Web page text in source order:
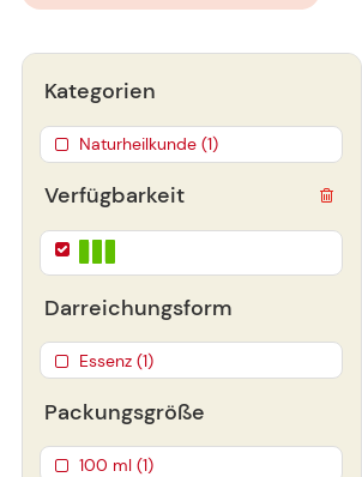
Verfügbarkeit
Darreichungsform
Essenz (1)
Packungsgröße
100 ml (1)
Kategorien
Naturheilkunde (1)